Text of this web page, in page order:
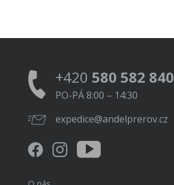
+420 580 582 840
PO-PÁ 8:00 – 14:30
expedice@andelprerov.cz